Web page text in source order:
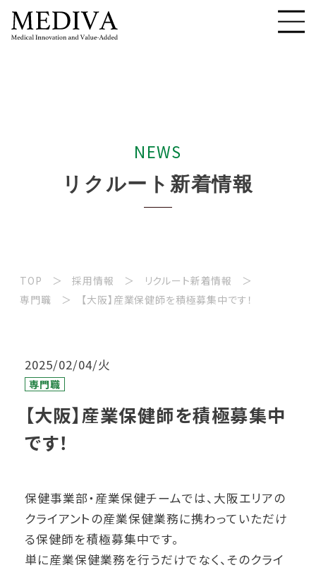
NEWS
リ クルー ト 新着情報
TOP 採用情報
リクルート新着情報
専門職
【大阪】産業保健師を積極募集中です！
2025/02/04/火
専門職
【大阪】産業保健師を積極募集中
です！
保健事業部・産業保健チームでは、大阪エリアの
クライアントの産業保健業務に携わっていただけ
る保健師を積極募集中です。
単に産業保健業務を行うだけでなく、そのクライ